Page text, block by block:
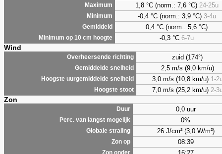
Maximum 1,8°C (norm.: 7,6 °C) 24-25u
Minimum -0,4 °C (norm.: 3,9 °C) 3-4u
Gemiddeld 0,4 °C (norm.: 5,6 °C)
Minimum op 10 cm hoogte -0,3 °C 6-7u
Wind
Overheersende richting zuid (174°)
Gemiddelde snelheid 2,5 m/s (9,0 km/u)
Hoogste uurgemiddelde snelheid 3,0 m/s (10,8 km/u) 1-
Hoogste stoot 7,0 m/s (25,2 km/u) 2-
Zon
Duur 0,0 uur
Perc. van langst mogelijk 0%
Globale straling 26 J/cm² (3,0 W/m²)
Zon op 08:39
Zon onder